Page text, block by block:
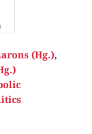
(Hg.),